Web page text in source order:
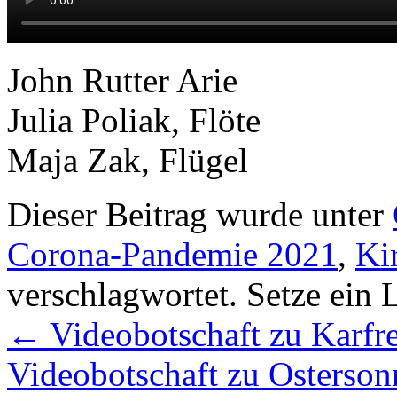
John Rutter Arie
Julia Poliak, Flöte
Maja Zak, Flügel
Dieser Beitrag wurde unter
Corona-Pandemie 2021,
verschlagwortet. Setze ein
← Videobotschaft zu
Videobotschaft zu